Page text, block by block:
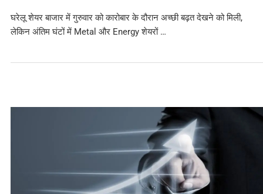
घरेलू शेयर बाजार में गुरुवार को कारोबार के दौरान अच्छी बढ़त देखने को मिली,
लेकिन अंतिम घंटों में Metal और Energy शेयरों …